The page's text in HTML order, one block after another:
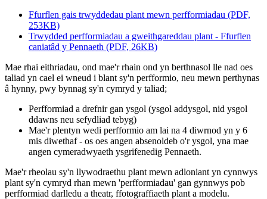
Ffurflen gais trwyddedau plant mewn perfformiadau (PDF,
253KB)
Trwydded perfformiadau a gweithgareddau plant - Ffurflen
caniatâd y Pennaeth (PDF, 26KB)
Mae rhai eithriadau, ond mae'r rhain ond yn berthnasol lle nad oes
taliad yn cael ei wneud i blant sy'n perfformio, neu mewn perthynas
â hynny, pwy bynnag sy'n cymryd y taliad;
Perfformiad a drefnir gan ysgol (ysgol addysgol, nid ysgol
ddawns neu sefydliad tebyg)
Mae'r plentyn wedi perfformio am lai na 4 diwrnod yn y 6
mis diwethaf - os oes angen absenoldeb o'r ysgol, yna mae
angen cymeradwyaeth ysgrifenedig Pennaeth.
Mae'r rheolau sy'n llywodraethu plant mewn adloniant yn cynnwys
plant sy'n cymryd rhan mewn 'perfformiadau' gan gynnwys pob
perfformiad darlledu a theatr, ffotograffiaeth plant a modelu.